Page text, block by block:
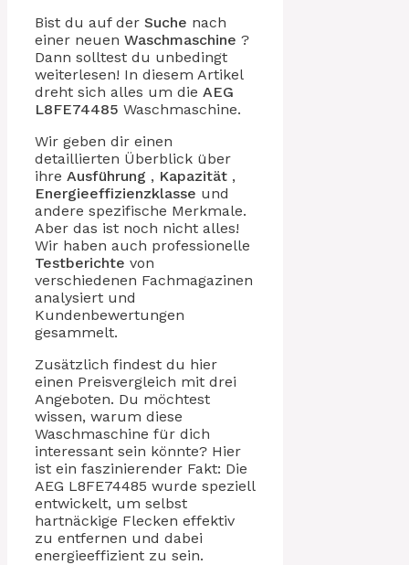
Bist du auf der Suche nach
einer neuen Waschmaschine ?
Dann solltest du unbedingt
weiterlesen! In diesem Artikel
dreht sich alles um die AEG
L8FE74485 Waschmaschine.
Wir geben dir einen
detaillierten Überblick über
ihre Ausführung , Kapazität ,
Energieeffizienzklasse und
andere spezifische Merkmale.
Aber das ist noch nicht alles!
Wir haben auch professionelle
Testberichte von
verschiedenen Fachmagazinen
analysiert und
Kundenbewertungen
gesammelt.
Zusätzlich findest du hier
einen Preisvergleich mit drei
Angeboten. Du möchtest
wissen, warum diese
Waschmaschine für dich
interessant sein könnte? Hier
ist ein faszinierender Fakt: Die
AEG L8FE74485 wurde speziell
entwickelt, um selbst
hartnäckige Flecken effektiv
zu entfernen und dabei
energieeffizient zu sein.